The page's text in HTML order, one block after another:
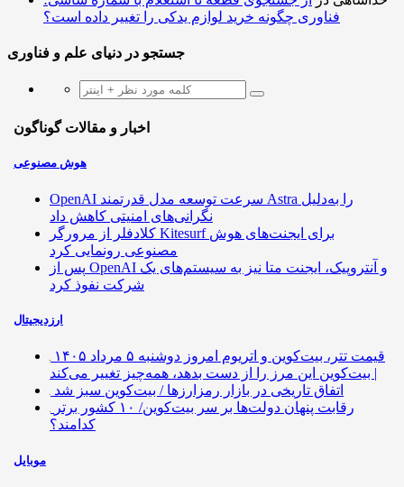
فناوری چگونه خرید لوازم یدکی را تغییر داده است؟
جستجو در دنیای علم و فناوری
اخبار و مقالات گوناگون
هوش مصنوعی
OpenAI سرعت توسعه مدل قدرتمند Astra را به‌دلیل
نگرانی‌های امنیتی کاهش داد
کلادفلر از مرورگر Kitesurf برای ایجنت‌های هوش
مصنوعی رونمایی کرد
پس از OpenAI و آنتروپیک، ایجنت متا نیز به سیستم‌های یک
شرکت نفوذ کرد
ارزدیجیتال
قیمت تتر، بیت‌کوین و اتریوم امروز دوشنبه ۵ مرداد ۱۴۰۵
| بیت‌کوین این مرز را از دست بدهد، همه‌چیز تغییر می‌کند
اتفاق تاریخی در بازار رمزارزها / بیت‌کوین سبز شد
رقابت پنهان دولت‌ها بر سر بیت‌کوین/ ۱۰ کشور برتر
کدامند؟
موبایل